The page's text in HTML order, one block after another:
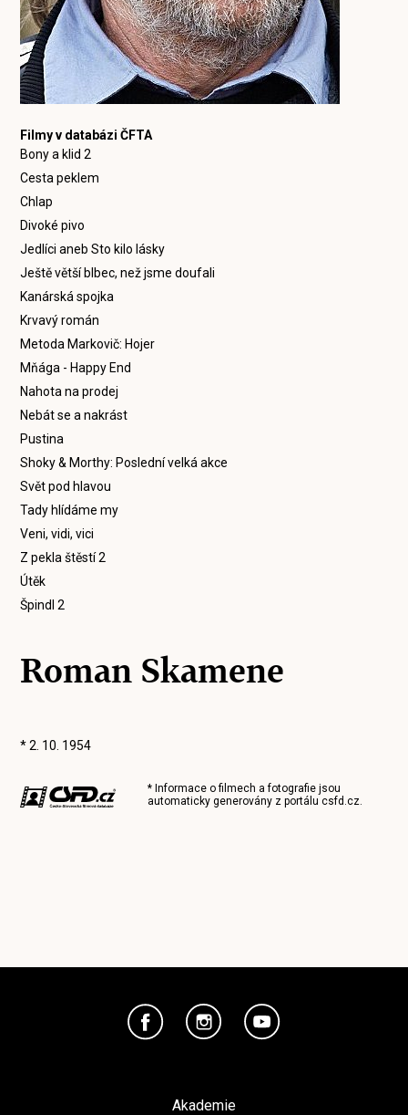
Filmy v databázi ČFTA
Bony a klid 2
Cesta peklem
Chlap
Divoké pivo
Jedlíci aneb Sto kilo lásky
Ještě větší blbec, než jsme doufali
Kanárská spojka
Krvavý román
Metoda Markovič: Hojer
Mňága - Happy End
Nahota na prodej
Nebát se a nakrást
Pustina
Shoky & Morthy: Poslední velká akce
Svět pod hlavou
Tady hlídáme my
Veni, vidi, vici
Z pekla štěstí 2
Útěk
Špindl 2
Roman Skamene
* 2. 10. 1954
* Informace o filmech a fotografie jsou
automaticky generovány z portálucsfd.cz.
Akademie